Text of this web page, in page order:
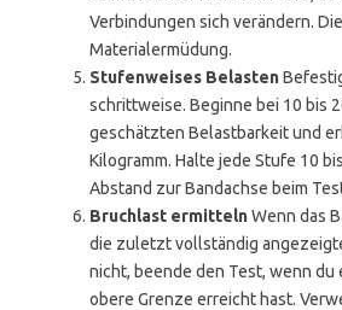
Verbindungen sich verändern.
Materialermüdung.
Stufenweises Belasten
schrittweise. Beginne bei 10 bis
geschätzten Belastbarkeit und
Kilogramm. Halte jede Stufe 10
Abstand zur Bandachse beim
Bruchlast ermittelnWenn das
die zuletzt vollständig
nicht, beende den Test, wenn du
obere Grenze erreicht hast.